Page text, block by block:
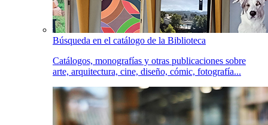
Búsqueda en el catálogo de la Biblioteca
Catálogos, monografías y otras publicaciones sobre
arte, arquitectura, cine, diseño, cómic, fotografía...